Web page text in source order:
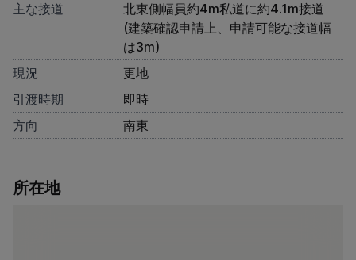
主な接道
北東側幅員約4m私道に約4.1m接道
(建築確認申請上、申請可能な接道幅
は3m)
現況
更地
引渡時期
即時
方向
南東
所在地